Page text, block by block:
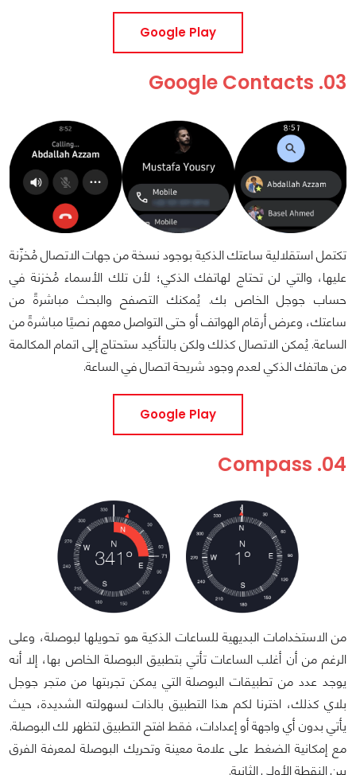
Google Play
03. Google Contacts
تكتمل استقلالية ساعتك الذكية بوجود نسخة من جهات الاتصال مُخزّنة
عليها، والتي لن تحتاج لهاتفك الذكي؛ لأن تلك الأسماء مُخزنة في
حساب جوجل الخاص بك. يُمكنك التصفح والبحث مباشرةً من
ساعتك، وعرض أرقام الهواتف أو حتى التواصل معهم نصيًا مباشرةً من
الساعة. يُمكن الاتصال كذلك ولكن بالتأكيد ستحتاج إلى اتمام المكالمة
من هاتفك الذكي لعدم وجود شريحة اتصال في الساعة.
Google Play
04. Compass
من الاستخدامات البديهية للساعات الذكية هو تحويلها لبوصلة، وعلى
الرغم من أن أغلب الساعات تأتي بتطبيق البوصلة الخاص بها، إلا أنه
يوجد عدد من تطبيقات البوصلة التي يمكن تجربتها من متجر جوجل
بلاي كذلك، اخترنا لكم هذا التطبيق بالذات لسهولته الشديدة، حيث
يأتي بدون أي واجهة أو إعدادات، فقط افتح التطبيق لتظهر لك البوصلة.
مع إمكانية الضغط على علامة معينة وتحريك البوصلة لمعرفة الفرق
بين النقطة الأولي الثانية.